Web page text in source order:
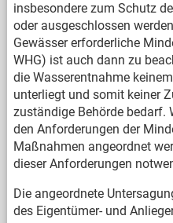
insbesondere zum Schutz
oder ausgeschlossen
Gewässer erforderliche
WHG) ist auch dann zu
die Wasserentnahme
unterliegt und somit keiner
zuständige Behörde bedarf.
den Anforderungen der
Maßnahmen angeordnet
dieser Anforderungen
Die angeordnete
des Eigentümer- und